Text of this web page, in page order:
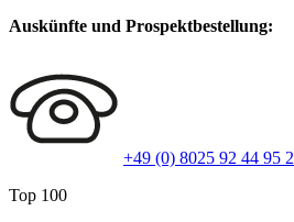
Auskünfte und Prospektbestellung:
+49 (0) 8025 92 44 95 2
Top 100